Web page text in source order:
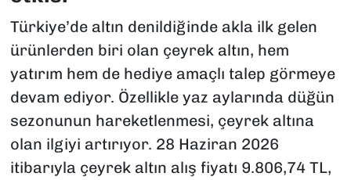
Türkiye’de altın denildiğinde akla ilk gelen
ürünlerden biri olan çeyrek altın, hem
yatırım hem de hediye amaçlı talep görmeye
devam ediyor. Özellikle yaz aylarında düğün
sezonunun hareketlenmesi, çeyrek altına
olan ilgiyi artırıyor. 28 Haziran 2026
itibarıyla çeyrek altın alış fiyatı 9.806,74 TL,